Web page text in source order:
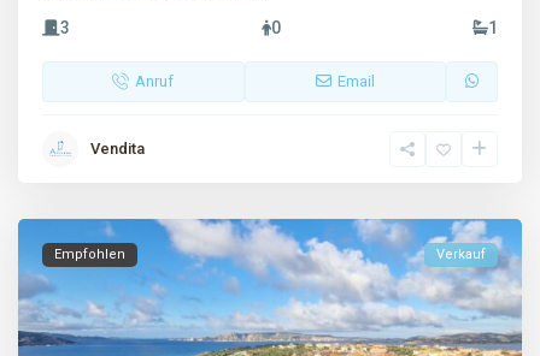
3 0 1
Anruf Email
Vendita
Empfohlen Verkauf